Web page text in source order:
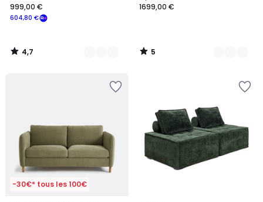
604,80 €
999,00 €
4,7
/
1699,00 €
5
/
-30€* tous les 100€